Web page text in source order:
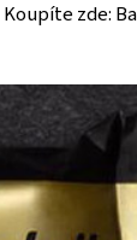
Koupíte zde: